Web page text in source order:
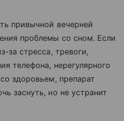
привычной вечерней
проблемы со сном. Если
за стресса, тревоги,
телефона, нерегулярного
здоровьем, препарат
заснуть, но не устранит